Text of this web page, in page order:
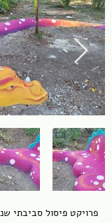
פרויקט פיסול סביבתי